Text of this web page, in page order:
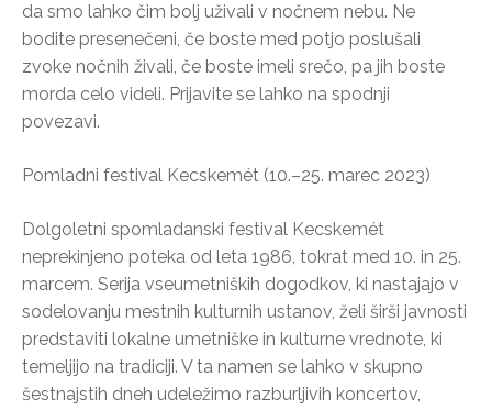
da smo lahko čim bolj uživali v nočnem nebu. Ne
bodite presenečeni, če boste med potjo poslušali
zvoke nočnih živali, če boste imeli srečo, pa jih boste
morda celo videli. Prijavite se lahko na spodnji
povezavi.
Pomladni festival Kecskemét (10.–25. marec 2023)
Dolgoletni spomladanski festival Kecskemét
neprekinjeno poteka od leta 1986, tokrat med 10. in 25.
marcem. Serija vseumetniških dogodkov, ki nastajajo v
sodelovanju mestnih kulturnih ustanov, želi širši javnosti
predstaviti lokalne umetniške in kulturne vrednote, ki
temeljijo na tradiciji. V ta namen se lahko v skupno
šestnajstih dneh udeležimo razburljivih koncertov,